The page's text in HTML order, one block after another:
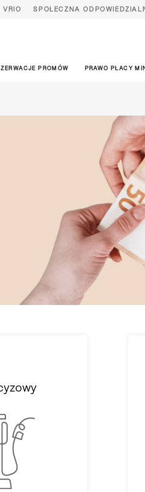
VRIO SPOŁECZNA
PROMÓW PRAWO PŁACY